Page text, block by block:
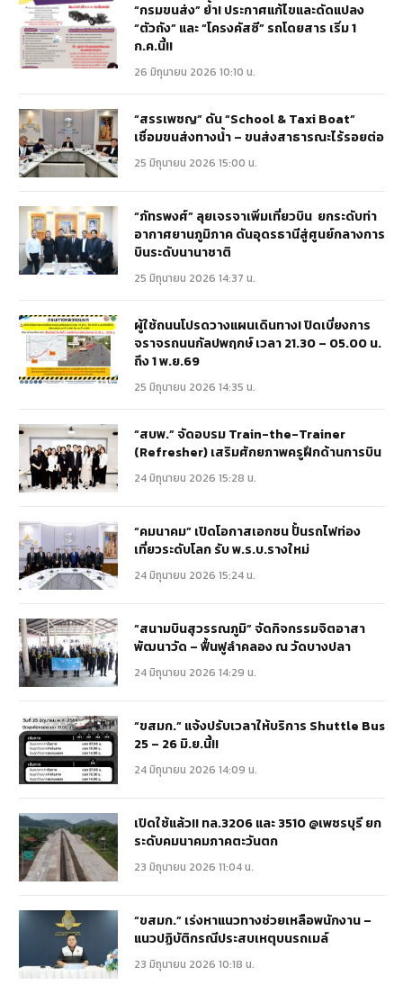
“กรมขนส่ง” ย้ำ! ประกาศแก้ไขและดัดแปลง
“ตัวถัง” และ “โครงคัสซี” รถโดยสาร เริ่ม 1
ก.ค.นี้!!
26 มิถุนายน 2026 10:10 น.
“สรรเพชญ” ดัน “School & Taxi Boat”
เชื่อมขนส่งทางน้ำ – ขนส่งสาธารณะไร้รอยต่อ
25 มิถุนายน 2026 15:00 น.
“ภัทรพงศ์” ลุยเจรจาเพิ่มเที่ยวบิน ยกระดับท่า
อากาศยานภูมิภาค ดันอุดรธานีสู่ศูนย์กลางการ
บินระดับนานาชาติ
25 มิถุนายน 2026 14:37 น.
ผู้ใช้ถนนโปรดวางแผนเดินทาง! ปิดเบี่ยงการ
จราจรถนนกัลปพฤกษ์ เวลา 21.30 – 05.00 น.
ถึง 1 พ.ย.69
25 มิถุนายน 2026 14:35 น.
“สบพ.” จัดอบรม Train-the-Trainer
(Refresher) เสริมศักยภาพครูฝึกด้านการบิน
24 มิถุนายน 2026 15:28 น.
“คมนาคม” เปิดโอกาสเอกชน ปั้นรถไฟท่อง
เที่ยวระดับโลก รับ พ.ร.บ.รางใหม่
24 มิถุนายน 2026 15:24 น.
“สนามบินสุวรรณภูมิ” จัดกิจกรรมจิตอาสา
พัฒนาวัด – ฟื้นฟูลำคลอง ณ วัดบางปลา
24 มิถุนายน 2026 14:29 น.
“ขสมก.” แจ้งปรับเวลาให้บริการ Shuttle Bus
25 – 26 มิ.ย.นี้!!
24 มิถุนายน 2026 14:09 น.
เปิดใช้แล้ว!! ทล.3206 และ 3510 @เพชรบุรี ยก
ระดับคมนาคมภาคตะวันตก
23 มิถุนายน 2026 11:04 น.
“ขสมก.” เร่งหาแนวทางช่วยเหลือพนักงาน –
แนวปฏิบัติกรณีประสบเหตุบนรถเมล์
23 มิถุนายน 2026 10:18 น.